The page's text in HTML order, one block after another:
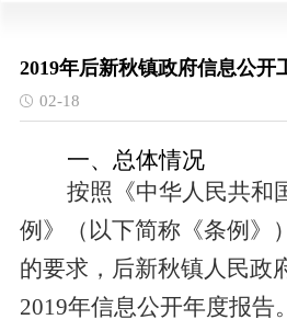
2019年后新秋镇政府信息公开
02-18
一、总体情况
按照 《中华人民共
例》（以下简称《条例》
的要求， 后新秋镇人民政
2019年信息公开年度报告